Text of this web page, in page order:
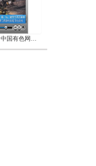
2026年2月27日中国有色网络电视新闻